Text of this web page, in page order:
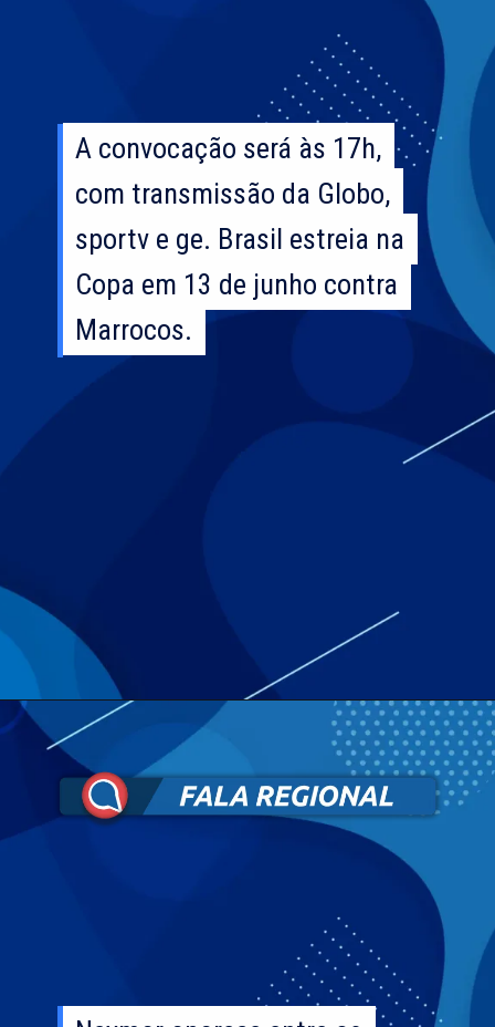
A convocação será às 17h,
com transmissão da Globo,
sportv e ge. Brasil estreia na
Copa em 13 de junho contra
Marrocos.
A convocação será às 17h,
com transmissão da Globo,
sportv e ge. Brasil estreia na
Copa em 13 de junho contra
Marrocos.